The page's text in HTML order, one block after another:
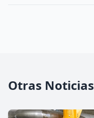
Otras Noticias